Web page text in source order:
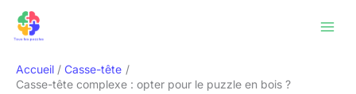
Accueil
Casse-tête
Casse-tête complexe : opter pour le puzzle en bois ?
Rechercher